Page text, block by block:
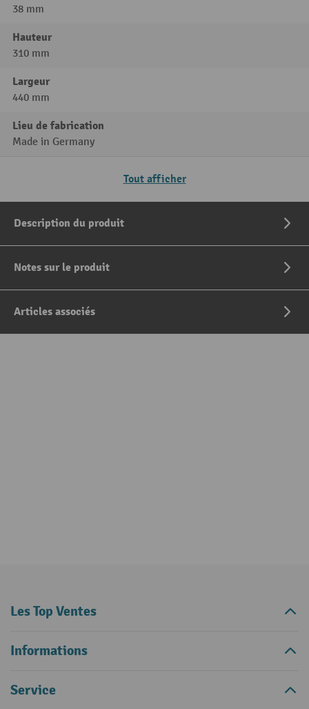
38 mm
Hauteur
310 mm
Largeur
440 mm
Lieu de fabrication
Made in Germany
Tout afficher
Description du produit
Notes sur le produit
Articles associés
Les Top Ventes
Informations
Service